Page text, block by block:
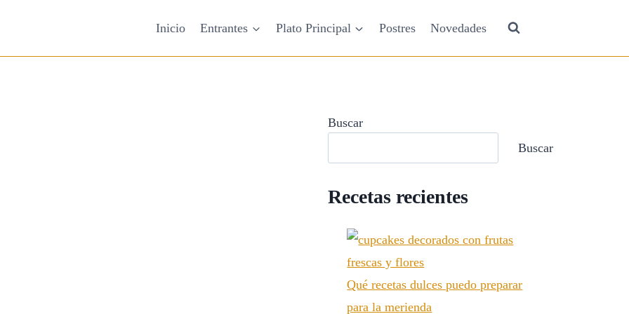
Inicio Entrantes Plato Principal Postres Novedades
Buscar
Buscar
Recetas recientes
Qué recetas dulces puedo preparar
para la merienda